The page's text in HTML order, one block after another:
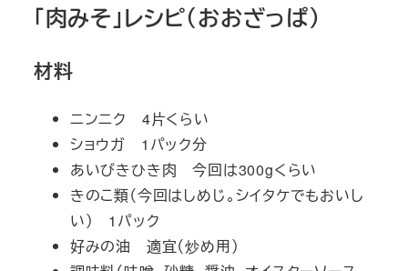
「肉みそ」レシピ（おおざっぱ）
材料
ニンニク 4片くらい
ショウガ 1パック分
あいびきひき肉 今回は300gくらい
きのこ類（今回はしめじ。シイタケでもおいし
い） 1パック
好みの油 適宜（炒め用）